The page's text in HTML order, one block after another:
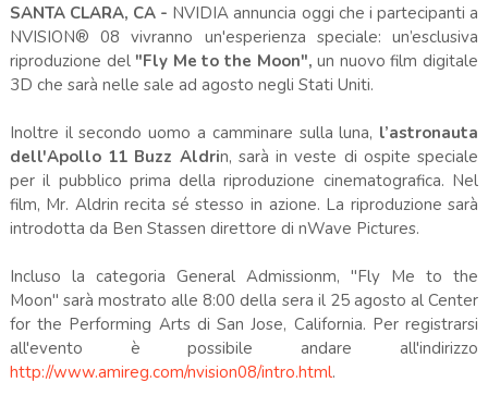
SANTA CLARA, CA - NVIDIA annuncia oggi che i partecipanti a
NVISION® 08 vivranno un'esperienza speciale: un’esclusiva
riproduzione del "Fly Me to the Moon", un nuovo film digitale
3D che sarà nelle sale ad agosto negli Stati Uniti.
Inoltre il secondo uomo a camminare sulla luna, l’astronauta
dell'Apollo 11 Buzz Aldrin, sarà in veste di ospite speciale
per il pubblico prima della riproduzione cinematografica. Nel
film, Mr. Aldrin recita sé stesso in azione. La riproduzione sarà
introdotta da Ben Stassen direttore di nWave Pictures.
Incluso la categoria General Admissionm, "Fly Me to the
Moon" sarà mostrato alle 8:00 della sera il 25 agosto al Center
for the Performing Arts di San Jose, California. Per registrarsi
all'evento è possibile andare all'indirizzo
http://www.amireg.com/nvision08/intro.html.